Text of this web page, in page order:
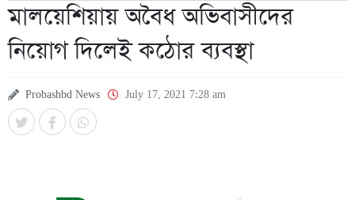
মালয়েশিয়ায় অবৈধ অভিবাসীদের
নিয়োগ দিলেই কঠোর ব্যবস্থা
Probashbd News July 17, 2021 7:28 am